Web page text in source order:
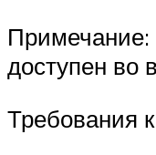
Примечание:
доступен во
Требования